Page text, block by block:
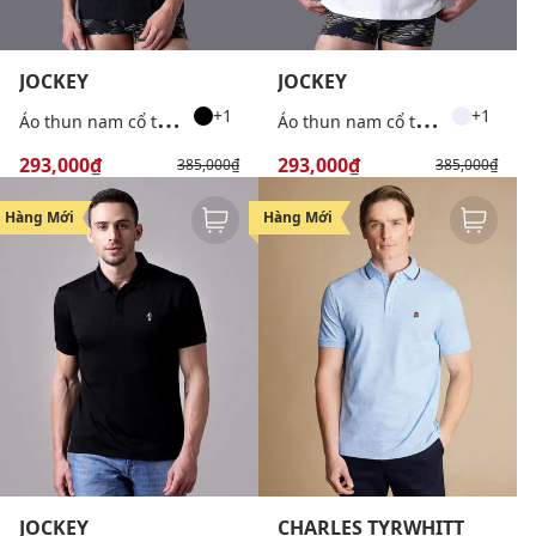
JOCKEY
Á
o thun nam cổ tròn tay ngắn +1
293,000₫ 385,000₫
JOCKEY
Á
o thun nam cổ tròn tay ngắn +1
293,000₫ 385,000₫
Hàng Mới
-47%
JOCKEY
Hàng Mới
CHARLES TYRWHITT